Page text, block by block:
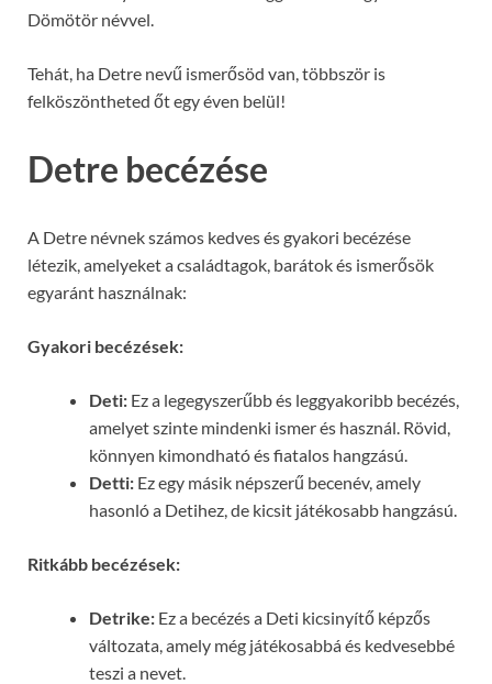
Dömötör névvel.
Tehát, ha Detre nevű ismerősöd van, többször is
felköszöntheted őt egy éven belül!
Detre becézése
A Detre névnek számos kedves és gyakori becézése
létezik, amelyeket a családtagok, barátok és ismerősök
egyaránt használnak:
Gyakori becézések:
Deti: Ez a legegyszerűbb és leggyakoribb becézés,
amelyet szinte mindenki ismer és használ. Rövid,
könnyen kimondható és fiatalos hangzású.
Detti: Ez egy másik népszerű becenév, amely
hasonló a Detihez, de kicsit játékosabb hangzású.
Ritkább becézések:
Detrike: Ez a becézés a Deti kicsinyítő képzős
változata, amely még játékosabbá és kedvesebbé
teszi a nevet.